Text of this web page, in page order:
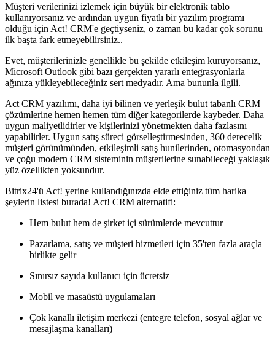
Müşteri verilerinizi izlemek için büyük bir elektronik tablo
kullanıyorsanız ve ardından uygun fiyatlı bir yazılım programı
olduğu için Act! CRM'e geçtiyseniz, o zaman bu kadar çok sorunu
ilk başta fark etmeyebilirsiniz..
Evet, müşterilerinizle genellikle bu şekilde etkileşim kuruyorsanız,
Microsoft Outlook gibi bazı gerçekten yararlı entegrasyonlarla
ağınıza yükleyebileceğiniz sert medyadır. Ama bununla ilgili.
Act CRM yazılımı, daha iyi bilinen ve yerleşik bulut tabanlı CRM
çözümlerine hemen hemen tüm diğer kategorilerde kaybeder. Daha
uygun maliyetlidirler ve kişilerinizi yönetmekten daha fazlasını
yapabilirler. Uygun satış süreci görselleştirmesinden, 360 derecelik
müşteri görünümünden, etkileşimli satış hunilerinden, otomasyondan
ve çoğu modern CRM sisteminin müşterilerine sunabileceği yaklaşık
yüz özellikten yoksundur.
Bitrix24'ü Act! yerine kullandığınızda elde ettiğiniz tüm harika
şeylerin listesi burada! Act! CRM alternatifi:
Hem bulut hem de şirket içi sürümlerde mevcuttur
Pazarlama, satış ve müşteri hizmetleri için 35'ten fazla araçla
birlikte gelir
Sınırsız sayıda kullanıcı için ücretsiz
Mobil ve masaüstü uygulamaları
Çok kanallı iletişim merkezi (entegre telefon, sosyal ağlar ve
mesajlaşma kanalları)